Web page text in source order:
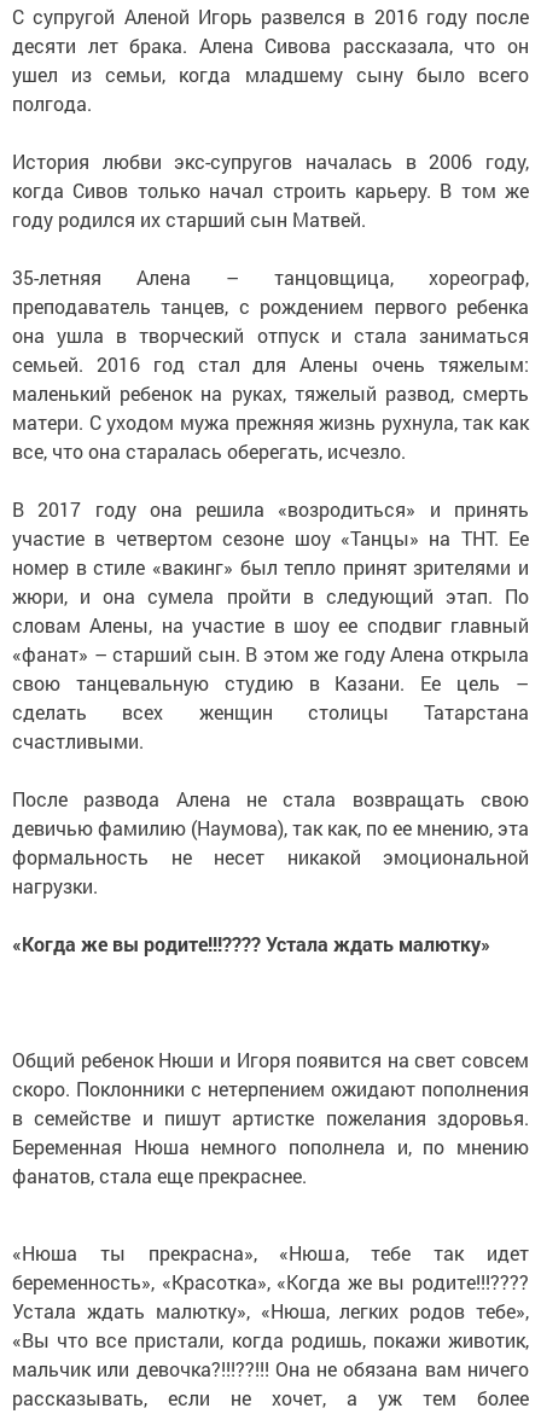
С супругой Аленой Игорь развелся в 2016 году после
десяти лет брака. Алена Сивова рассказала, что он
ушел из семьи, когда младшему сыну было всего
полгода.
История любви экс-супругов началась в 2006 году,
когда Сивов только начал строить карьеру. В том же
году родился их старший сын Матвей.
35-летняя Алена – танцовщица, хореограф,
преподаватель танцев, с рождением первого ребенка
она ушла в творческий отпуск и стала заниматься
семьей. 2016 год стал для Алены очень тяжелым:
маленький ребенок на руках, тяжелый развод, смерть
матери. С уходом мужа прежняя жизнь рухнула, так как
все, что она старалась оберегать, исчезло.
В 2017 году она решила «возродиться» и принять
участие в четвертом сезоне шоу «Танцы» на ТНТ. Ее
номер в стиле «вакинг» был тепло принят зрителями и
жюри, и она сумела пройти в следующий этап. По
словам Алены, на участие в шоу ее сподвиг главный
«фанат» – старший сын. В этом же году Алена открыла
свою танцевальную студию в Казани. Ее цель –
сделать всех женщин столицы Татарстана
счастливыми.
После развода Алена не стала возвращать свою
девичью фамилию (Наумова), так как, по ее мнению, эта
формальность не несет никакой эмоциональной
нагрузки.
«Когда же вы родите!!!???? Устала ждать малютку»
Общий ребенок Нюши и Игоря появится на свет совсем
скоро. Поклонники с нетерпением ожидают пополнения
в семействе и пишут артистке пожелания здоровья.
Беременная Нюша немного пополнела и, по мнению
фанатов, стала еще прекраснее.
«Нюша ты прекрасна», «Нюша, тебе так идет
беременность», «Красотка», «Когда же вы родите!!!????
Устала ждать малютку», «Нюша, легких родов тебе»,
«Вы что все пристали, когда родишь, покажи животик,
мальчик или девочка?!!!??!!! Она не обязана вам ничего
рассказывать, если не хочет, а уж тем более